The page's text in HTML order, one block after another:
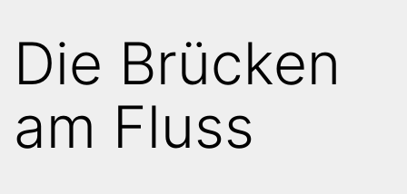
Die Brücken
am Fluss